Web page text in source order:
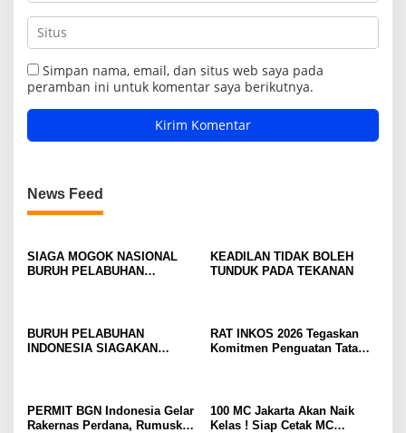
Simpan nama, email, dan situs web saya pada
peramban ini untuk komentar saya berikutnya.
News Feed
SIAGA MOGOK NASIONAL
BURUH PELABUHAN
KONSOLIDASI LINTAS
ELEMEN DEWAN BURUH
KEADILAN TIDAK BOLEH
TUNDUK PADA TEKANAN
BURUH PELABUHAN
INDONESIA SIAGAKAN
RAT INKOS 2026 Tegaskan
Komitmen Penguatan Tata
– 2031
PERMIT BGN Indonesia Gelar
Rakernas Perdana, Rumuskan
100 MC Jakarta Akan Naik
Kelas ! Siap Cetak MC